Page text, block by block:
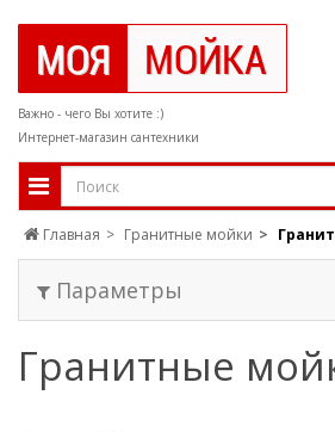
Важно - чего Вы хотите :)
Интернет-магазин сантехники
Главная Гранитные мойки
Параметры
Гранитные